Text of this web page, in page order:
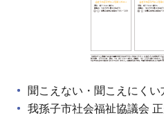
聞こえない・聞こえにく
我孫子市社会福祉協議会